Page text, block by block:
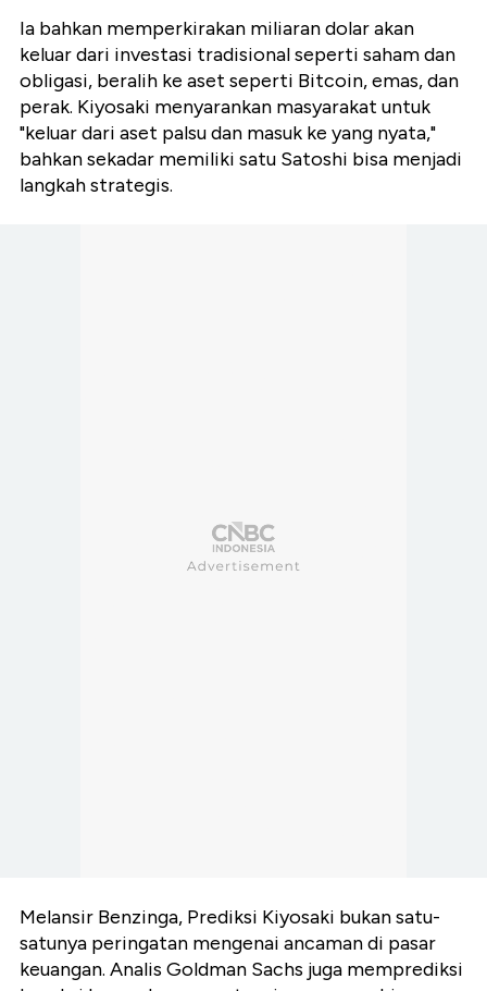
Ia bahkan memperkirakan miliaran dolar akan
keluar dari investasi tradisional seperti saham dan
obligasi, beralih ke aset seperti Bitcoin, emas, dan
perak. Kiyosaki menyarankan masyarakat untuk
"keluar dari aset palsu dan masuk ke yang nyata,"
bahkan sekadar memiliki satu Satoshi bisa menjadi
langkah strategis.
Melansir Benzinga, Prediksi Kiyosaki bukan satu-
satunya peringatan mengenai ancaman di pasar
keuangan. Analis Goldman Sachs juga memprediksi